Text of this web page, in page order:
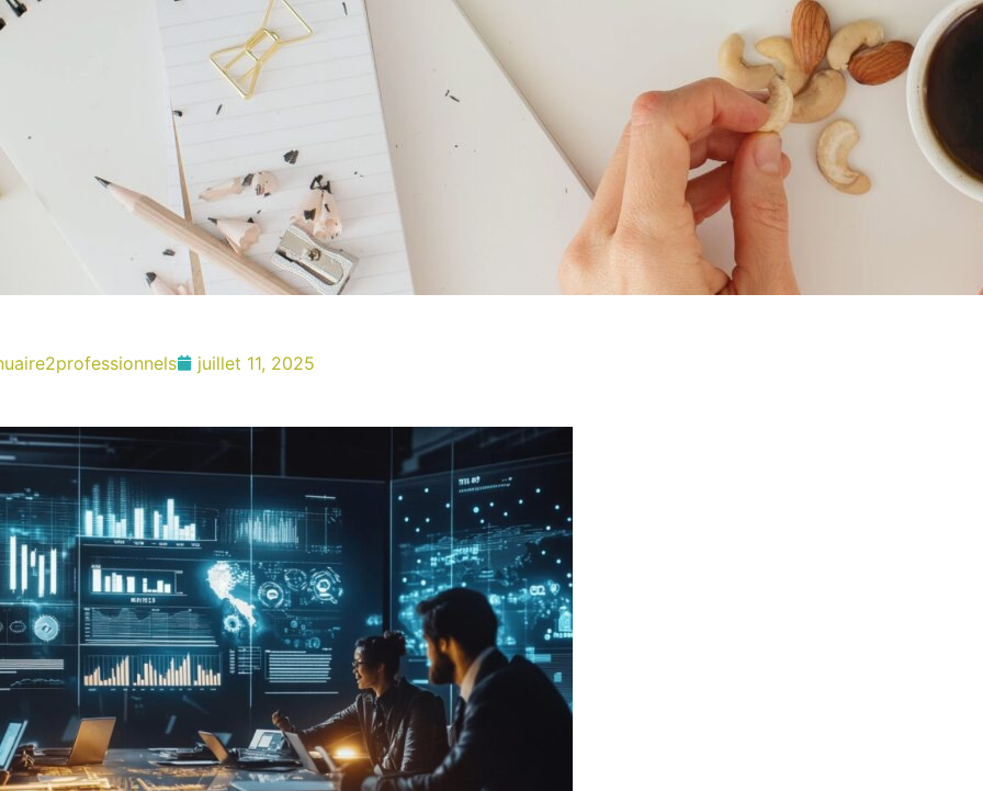
juillet 11, 2025